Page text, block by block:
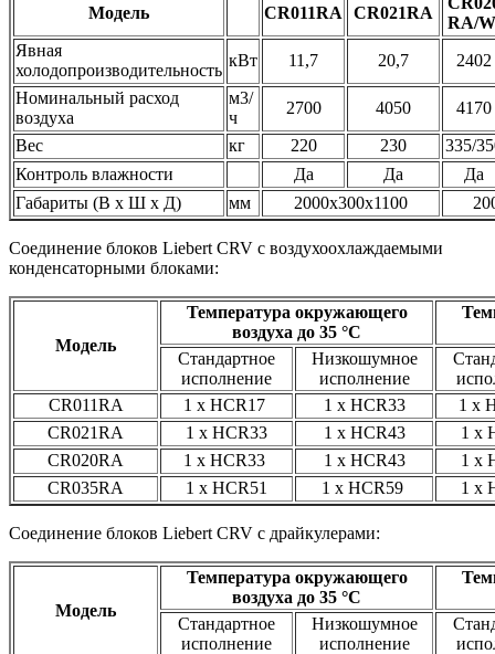
Модель CR011RA CR021RA
RA/
Явная
холодопроизводительность
кВт 11,7 20,7
2402
Номинальный расход
воздуха
м3/
ч
2700 4050
4170
Вес
кг 220 230
335/
Контроль влажности
Да Да
Да
Габариты (В x Ш x Д)
мм 2000х300х1100
Соединение блоков Liebert CRV с воздухоохлаждаемыми
конденсаторными блоками:
Модель
Температура окружающего
воздуха до 35 °C
Стандартное
исполнение
Низкошумное
исполнение
CR011RA
1 x HCR17 1 x HCR33
1 x
CR021RA
1 x HCR33 1 x HCR43
1 x
CR020RA
1 x HCR33 1 x HCR43
1 x
CR035RA
1 x HCR51 1 x HCR59 1 x
Соединение блоков Liebert CRV с драйкулерами:
Модель
Температура окружающего
воздуха до 35 °C
Стандартное
исполнение
Низкошумное
исполнение